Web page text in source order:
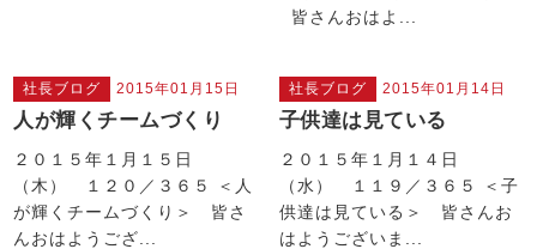
皆さんおはよ...
社長ブログ 2015年01月15日
人が輝くチームづくり
２０１５年１月１５日
（木） １２０／３６５ ＜人
が輝くチームづくり＞ 皆さ
んおはようござ...
社長ブログ 2015年01月14日
子供達は見ている
２０１５年１月１４日
（水） １１９／３６５ ＜子
供達は見ている＞ 皆さんお
はようございま...